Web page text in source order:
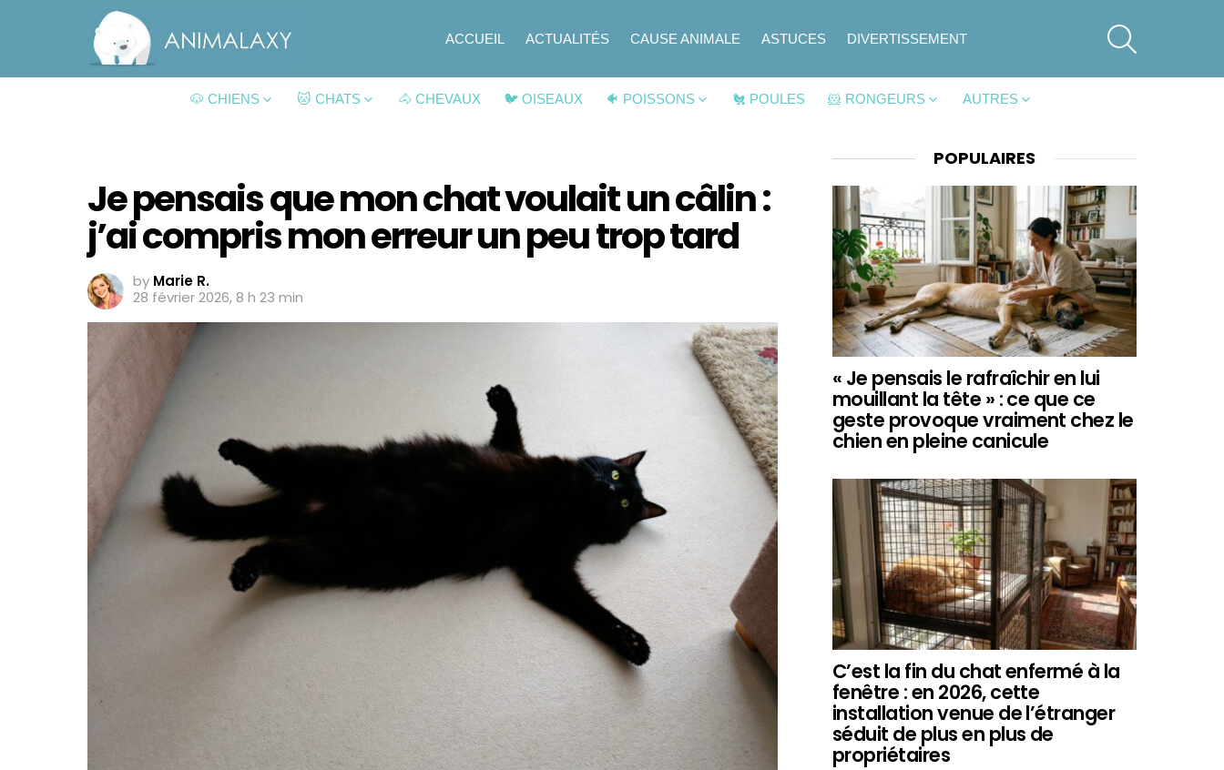
ACCUEIL ACTUALITÉS CAUSE ANIMALE ASTUCES DIVERTISSEMENT
🐶 CHIENS 🐱 CHATS 🐴 CHEVAUX 🐦 OISEAUX 🐠 POISSONS 🐔 POULES 🐹 RONGEURS AUTRES
Je pensais que mon chat voulait un câlin :
j’ai compris mon erreur un peu trop tard
by Marie R.
28 février 2026, 8 h 23 min
POPULAIRES
« Je pensais le rafraîchir en lui
mouillant la tête » : ce que ce
geste provoque vraiment chez le
chien en pleine canicule
C’est la fin du chat enfermé à la
fenêtre : en 2026, cette
installation venue de l’étranger
séduit de plus en plus de
propriétaires